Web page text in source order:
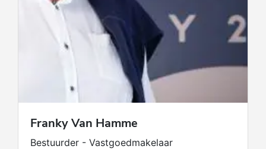
FrankyVan Hamme
Bestuurder - Vastgoedmakelaar